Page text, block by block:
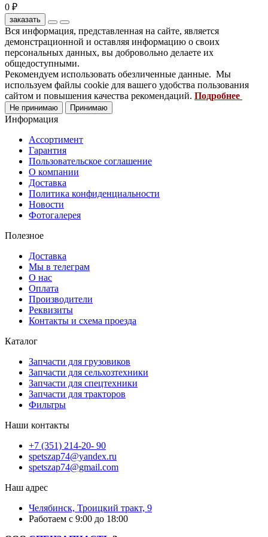
0 ₽
заказать
Вся информация, представленная на сайте, является
демонстрационной и оставляя информацию о своих
персональных данных, вы добровольно делаете их
общедоступными.
Рекомендуем использовать обезличенные данные. Мы
используем файлы cookie для вашего удобства пользования
сайтом и повышения качества рекомендаций. Подробнее
Не принимаю Принимаю
Информация
Ассортимент
Гарантия
Пользовательское соглашение
О компании
Доставка
Политика конфиденциальности
Новости
Фотогалерея
Полезное
Доставка
Мы в телеграм
О нас
Оплата
Производители
Реквизиты
Контакты и схема проезда
Каталог
Запчасти для грузовиков
Запчасти для сельхозтехники
Запчасти для спецтехники
Запчасти для тракторов
Фильтры
Наши контакты
+7 (351) 214-20- 90
spetszap74@yandex.ru
spetszap74@gmail.com
Наш адрес
Челябинск, Троицкий тракт, 9
Работаем с 9:00 до 18:00